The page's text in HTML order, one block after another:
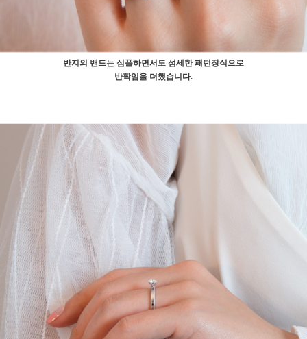
반지의 밴드는 심플하면서도 섬세한 패턴장식으로
반짝임을 더했습니다.